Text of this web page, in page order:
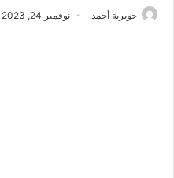
جويرية أحمد نوفمبر 24, 2023